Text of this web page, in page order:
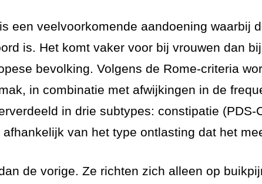
een veelvoorkomende aandoening waarbij
is. Het komt vaker voor bij vrouwen dan
bevolking. Volgens de Rome-criteria
in combinatie met afwijkingen in de
in drie subtypes: constipatie (PDS-
van het type ontlasting dat het
de vorige. Ze richten zich alleen op